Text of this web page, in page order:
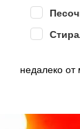
недалеко от